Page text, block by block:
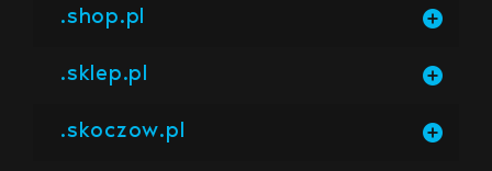
.shop.pl
.sklep.pl
.skoczow.pl